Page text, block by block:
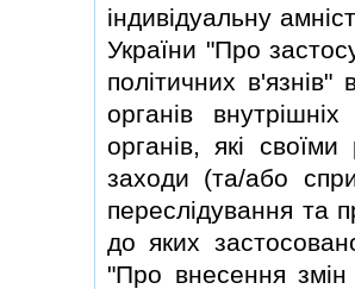
iндивiдуальну
України "Про
полiтичних в'язнiв"
органiв
органiв, якi
заходи (та/або
переслiдування та
до яких
"Про внесення змiн